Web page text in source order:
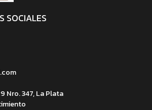
SOCIALES
Nro. 347, La Plata